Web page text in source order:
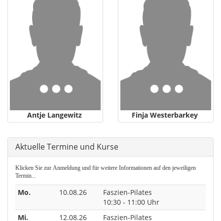
Antje Langewitz Finja Westerbarkey
Aktuelle Termine und Kurse
Klicken Sie zur Anmeldung und für weitere Informationen auf den jeweiligen
Termin...
Mo. 10.08.26
Faszien-Pilates
10:30 - 11:00 Uhr
Mi.
12.08.26 Faszien-Pilates